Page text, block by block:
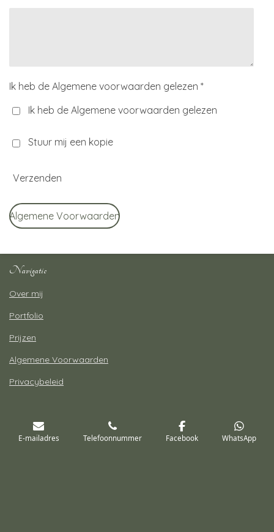
Ik heb de Algemene voorwaarden gelezen *
Ik heb de Algemene voorwaarden gelezen
Stuur mij een kopie
Verzenden
Algemene Voorwaarden
Navigatie
Over mij
Portfolio
Prijzen
Algemene Voorwaarden
Privacybeleid
E-mailadres Telefoonnummer Facebook WhatsApp